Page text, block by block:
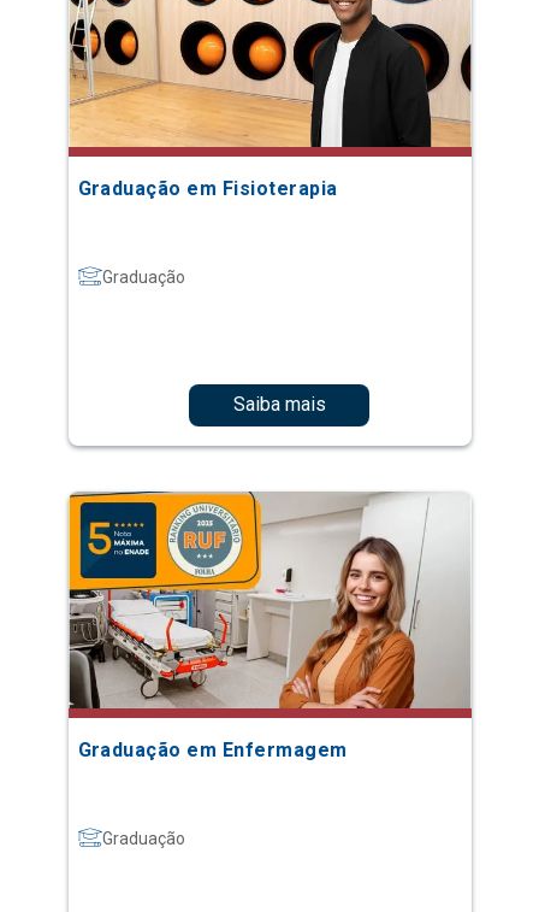
Graduação em Fisioterapia
Graduação
Saiba mais
Graduação em Enfermagem
Graduação